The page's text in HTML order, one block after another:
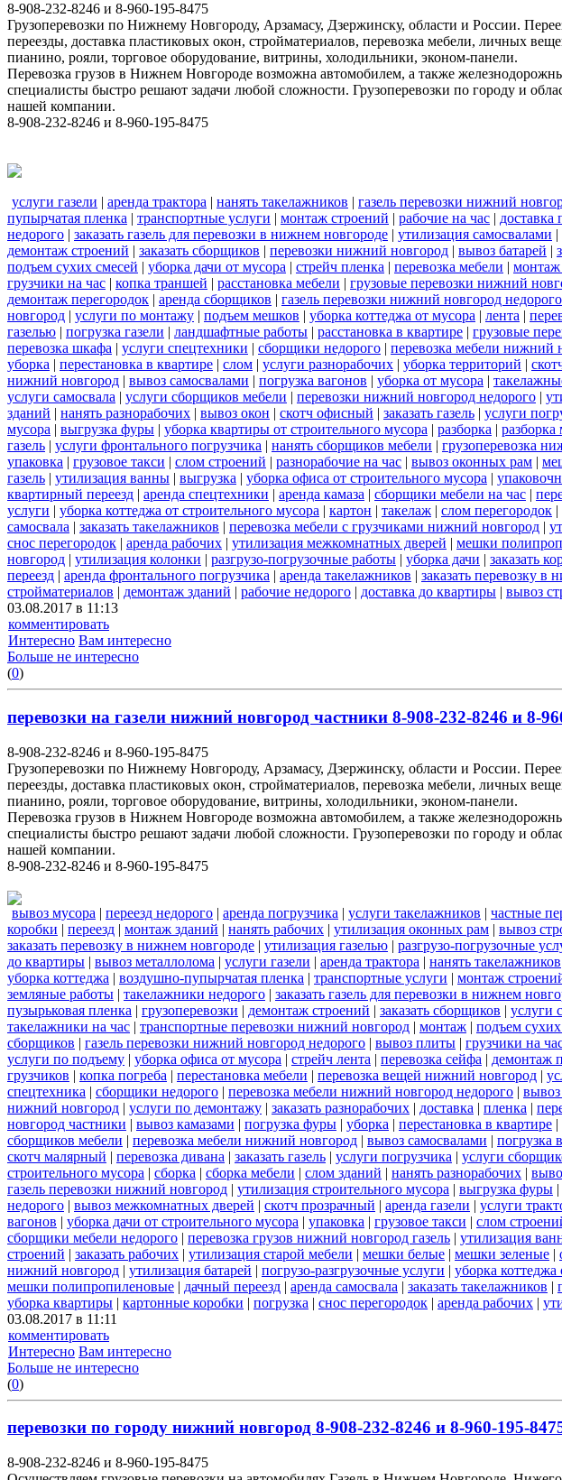
8-908-232-8246 и 8-960-195-8475
Грузоперевозки по Нижнему Новгороду, Арзамасу, Дзержинску, области и России.
переезды, доставка пластиковых окон, стройматериалов, перевозка мебели, личных
пианино, рояли, торговое оборудование, витрины, холодильники, эконом-панели.
Перевозка грузов в Нижнем Новгороде возможна автомобилем, а также
специалисты быстро решают задачи любой сложности. Грузоперевозки по городу и
нашей компании.
8-908-232-8246 и 8-960-195-8475
услуги газели | аренда трактора | нанять такелажников | газель перевозки нижний
пупырчатая пленка | транспортные услуги | монтаж строений | рабочие на час | доставка
недорого | заказать газель для перевозки в нижнем новгороде | утилизация самосвалами |
демонтаж строений | заказать сборщиков | перевозки нижний новгород | вывоз батарей |
подъем сухих смесей | уборка дачи от мусора | стрейч пленка | перевозка мебели | монтаж
грузчики на час | копка траншей | расстановка мебели | грузовые перевозки нижний
демонтаж перегородок | аренда сборщиков | газель перевозки нижний новгород недорого
новгород | услуги по монтажу | подъем мешков | уборка коттеджа от мусора | лента |
газелью | погрузка газели | ландшафтные работы | расстановка в квартире | грузовые
перевозка шкафа | услуги спецтехники | сборщики недорого | перевозка мебели нижний
уборка | перестановка в квартире | слом | услуги разнорабочих | уборка территорий |
нижний новгород | вывоз самосвалами | погрузка вагонов | уборка от мусора |
услуги самосвала | услуги сборщиков мебели | перевозки нижний новгород недорого |
зданий | нанять разнорабочих | вывоз окон | скотч офисный | заказать газель | услуги
мусора | выгрузка фуры | уборка квартиры от строительного мусора | разборка | разборка
газель | услуги фронтального погрузчика | нанять сборщиков мебели | грузоперевозка
упаковка | грузовое такси | слом строений | разнорабочие на час | вывоз оконных рам |
газель | утилизация ванны | выгрузка | уборка офиса от строительного мусора |
квартирный переезд | аренда спецтехники | аренда камаза | сборщики мебели на час |
услуги | уборка коттеджа от строительного мусора | картон | такелаж | слом перегородок |
самосвала | заказать такелажников | перевозка мебели с грузчиками нижний новгород |
снос перегородок | аренда рабочих | утилизация межкомнатных дверей | мешки
новгород | утилизация колонки | разгрузо-погрузочные работы | уборка дачи | заказать
переезд | аренда фронтального погрузчика | аренда такелажников | заказать перевозку в
стройматериалов | демонтаж зданий | рабочие недорого | доставка до квартиры | вывоз
03.08.2017 в 11:13
комментировать
Интересно Вам интересно
Больше не интересно
(0)
перевозки на газели нижний новгород частники 8-908-232-8246 и 8-
8-908-232-8246 и 8-960-195-8475
Грузоперевозки по Нижнему Новгороду, Арзамасу, Дзержинску, области и России.
переезды, доставка пластиковых окон, стройматериалов, перевозка мебели, личных
пианино, рояли, торговое оборудование, витрины, холодильники, эконом-панели.
Перевозка грузов в Нижнем Новгороде возможна автомобилем, а также
специалисты быстро решают задачи любой сложности. Грузоперевозки по городу и
нашей компании.
8-908-232-8246 и 8-960-195-8475
вывоз мусора | переезд недорого | аренда погрузчика | услуги такелажников | частные
коробки | переезд | монтаж зданий | нанять рабочих | утилизация оконных рам | вывоз
заказать перевозку в нижнем новгороде | утилизация газелью | разгрузо-погрузочные
до квартиры | вывоз металлолома | услуги газели | аренда трактора | нанять такелажников
уборка коттеджа | воздушно-пупырчатая пленка | транспортные услуги | монтаж
земляные работы | такелажники недорого | заказать газель для перевозки в нижнем
пузырьковая пленка | грузоперевозки | демонтаж строений | заказать сборщиков | услуги
такелажники на час | транспортные перевозки нижний новгород | монтаж | подъем
сборщиков | газель перевозки нижний новгород недорого | вывоз плиты | грузчики на
услуги по подъему | уборка офиса от мусора | стрейч лента | перевозка сейфа | демонтаж
грузчиков | копка погреба | перестановка мебели | перевозка вещей нижний новгород |
спецтехника | сборщики недорого | перевозка мебели нижний новгород недорого | вывоз
нижний новгород | услуги по демонтажу | заказать разнорабочих | доставка | пленка |
новгород частники | вывоз камазами | погрузка фуры | уборка | перестановка в квартире |
сборщиков мебели | перевозка мебели нижний новгород | вывоз самосвалами | погрузка
скотч малярный | перевозка дивана | заказать газель | услуги погрузчика | услуги
строительного мусора | сборка | сборка мебели | слом зданий | нанять разнорабочих |
газель перевозки нижний новгород | утилизация строительного мусора | выгрузка фуры |
недорого | вывоз межкомнатных дверей | скотч прозрачный | аренда газели | услуги
вагонов | уборка дачи от строительного мусора | упаковка | грузовое такси | слом
сборщики мебели недорого | перевозка грузов нижний новгород газель | утилизация
строений | заказать рабочих | утилизация старой мебели | мешки белые | мешки зеленые |
нижний новгород | утилизация батарей | погрузо-разгрузочные услуги | уборка коттеджа
мешки полипропиленовые | дачный переезд | аренда самосвала | заказать такелажников |
уборка квартиры | картонные коробки | погрузка | снос перегородок | аренда рабочих |
03.08.2017 в 11:11
комментировать
Интересно Вам интересно
Больше не интересно
(0)
перевозки по городу нижний новгород 8-908-232-8246 и 8-960-195-
8-908-232-8246 и 8-960-195-8475